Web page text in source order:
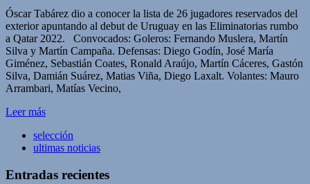
Compartir
Óscar Tabárez dio a conocer la lista de 26 jugadores reservados del
exterior apuntando al debut de Uruguay en las Eliminatorias rumbo
a Qatar 2022. Convocados: Goleros: Fernando Muslera, Martín
Silva y Martín Campaña. Defensas: Diego Godín, José María
Giménez, Sebastián Coates, Ronald Araújo, Martín Cáceres, Gastón
Silva, Damián Suárez, Matias Viña, Diego Laxalt. Volantes: Mauro
Arrambari, Matías Vecino,
Leer más
selección
ultimas noticias
Entradas recientes